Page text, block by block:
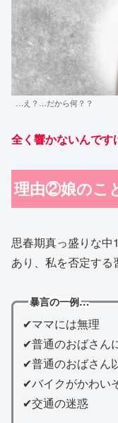
…え？…だから何？？
全く響かないんで
理由②娘のこ
思春期真っ盛りな
あり、私を否定する
暴言の一例…
✔ママには無理
✔普通のおばさん
✔普通のおばさん
✔バイクがかわい
✔交通の迷惑